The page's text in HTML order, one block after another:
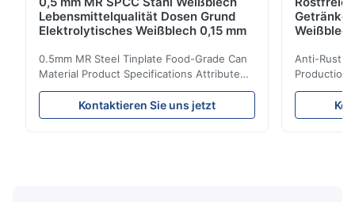
Lebensmittelqualität Dosen Grund
Elektrolytisches Weißblech 0,15 mm
0.5mm MR Steel Tinplate Food-Grade Can
Material Product Specifications Attribute
Value Product Name 0.5mm MR Steel
Tinplate Food-Grade Can Material Material
MR, SPCC, prime Tinplate / TFS Tin Coating
Kontaktieren Sie uns jetzt
Anti-Rust
Production
Value
Tinplate
MR, SPCC,